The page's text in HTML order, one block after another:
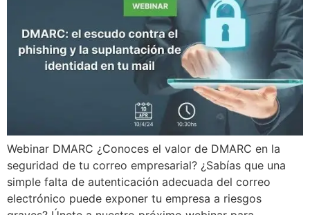
Webinar DMARC ¿Conoces el valor de DMARC en la
seguridad de tu correo empresarial? ¿Sabías que una
simple falta de autenticación adecuada del correo
electrónico puede exponer tu empresa a riesgos